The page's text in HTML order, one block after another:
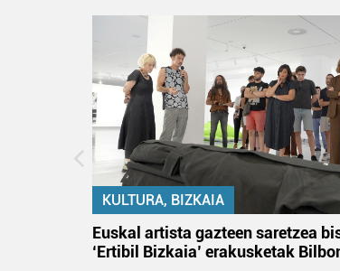
KULTURA, BIZKAIA
Euskal artista gazteen saretzea
‘Ertibil Bizkaia’ erakusketak